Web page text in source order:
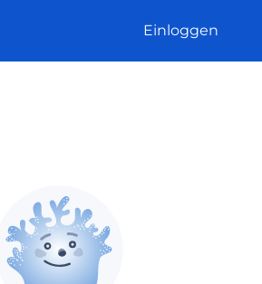
Einloggen